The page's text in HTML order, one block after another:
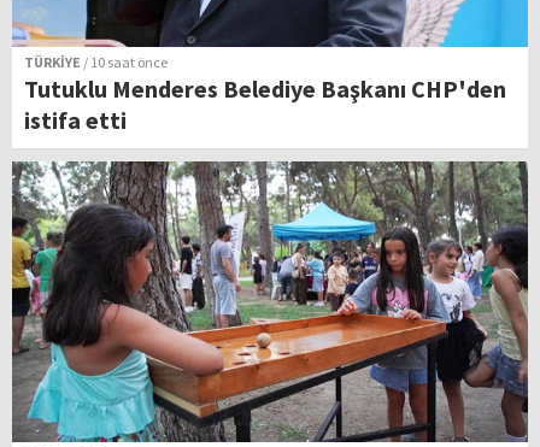
TÜRKİYE / 10 saat önce
Tutuklu Menderes Belediye Başkanı CHP'den
istifa etti